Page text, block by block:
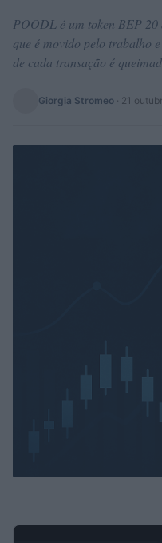
POODL é um token BEP-
que é movido pelo trabalho
de cada transação é
Giorgia Stromeo · 21